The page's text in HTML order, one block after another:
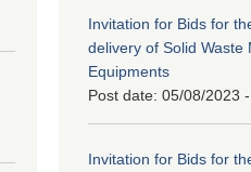
Invitation for Bids for
delivery of Solid Waste
Equipments
Post date: 05/08/2023
Invitation for Bids for